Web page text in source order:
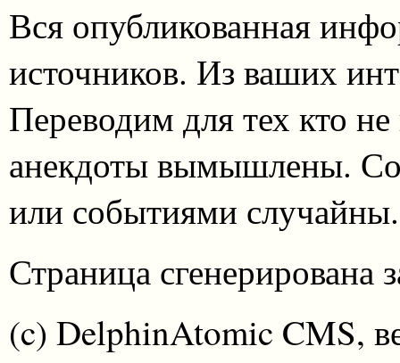
Вся опубликованная
источников. Из ваших
Переводим для тех кто
анекдоты вымышлены.
или событиями случайны.
Страница сгенерирована
(c) DelphinAtomic CMS,